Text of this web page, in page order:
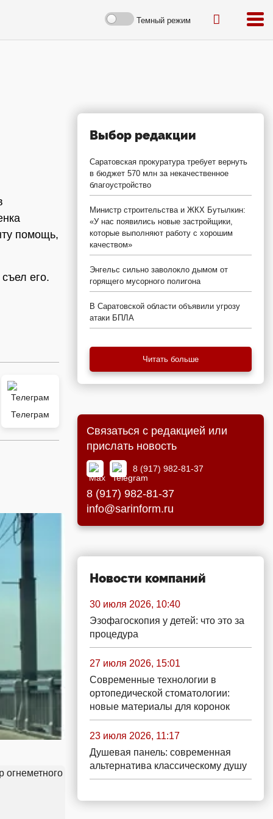
Темный режим
помощь,
его.
Телеграм
Выбор редакции
Саратовская прокуратура требует вернуть
в бюджет 570 млн за некачественное
благоустройство
Министр строительства и ЖКХ Бутылкин:
«У нас появились новые застройщики,
которые выполняют работу с хорошим
качеством»
Энгельс сильно заволокло дымом от
горящего мусорного полигона
В Саратовской области объявили угрозу
атаки БПЛА
Читать больше
Связаться с редакцией или
прислать новость
8 (917) 982-81-37
8 (917) 982-81-37
info@sarinform.ru
Новости компаний
30 июля 2026, 10:40
Эзофагоскопия у детей: что это за
процедура
27 июля 2026, 15:01
Современные технологии в
ортопедической стоматологии:
новые материалы для коронок
23 июля 2026, 11:17
Душевая панель: современная
альтернатива классическому душу